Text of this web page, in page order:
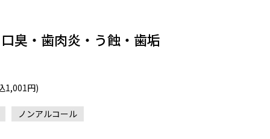
臭・歯肉炎・う蝕・歯垢
1,001円)
ノンアルコール